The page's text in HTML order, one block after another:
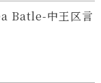
Batle-中王区言